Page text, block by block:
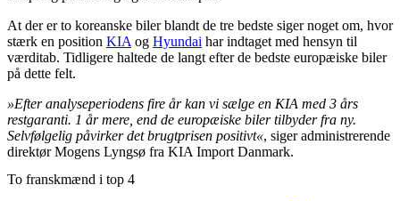
At der er to koreanske biler blandt de tre bedste siger noget om, hvor
stærk en position KIA og Hyundai har indtaget med hensyn til
værditab. Tidligere haltede de langt efter de bedste europæiske biler
på dette felt.
»Efter analyseperiodens fire år kan vi sælge en KIA med 3 års
restgaranti. 1 år mere, end de europæiske biler tilbyder fra ny.
Selvfølgelig påvirker det brugtprisen positivt«, siger administrerende
direktør Mogens Lyngsø fra KIA Import Danmark.
To franskmænd i top 4